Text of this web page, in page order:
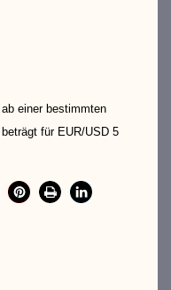
einer bestimmten
für EUR/USD 5